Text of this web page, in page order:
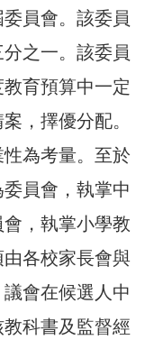
員會。該委員
之一。該委員
育預算中一定
，擇優分配。
為考量。至於
員會，執掌中
，執掌小學教
各校家長會與
會在候選人中
科書及監督經